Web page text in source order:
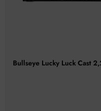
Bullseye Lucky Luck Cast